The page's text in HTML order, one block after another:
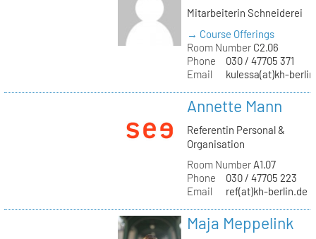
Mitarbeiterin Schneiderei
→ Course Offerings
Room NumberC2.06
Phone
030 / 47705 371
Email
kulessa(at)kh-
Annette Mann
Referentin Personal &
Organisation
Room NumberA1.07
Phone
030 / 47705 223
Email
ref(at)kh-berlin.de
Maja Meppelink